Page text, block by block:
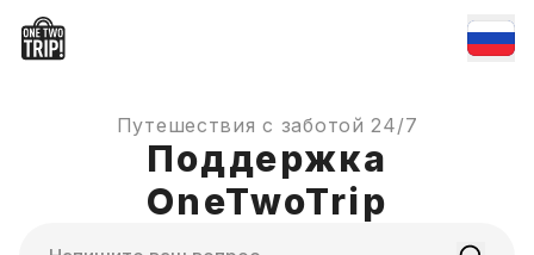
Путешествия с заботой 24/7
Поддержка
OneTwoTrip